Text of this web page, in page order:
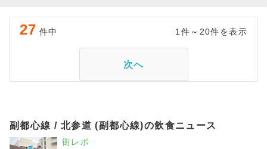
27 件中 1件～20件を表示
次へ
副都心線 / 北参道 (副都心線)の飲食ニュース
街レポ